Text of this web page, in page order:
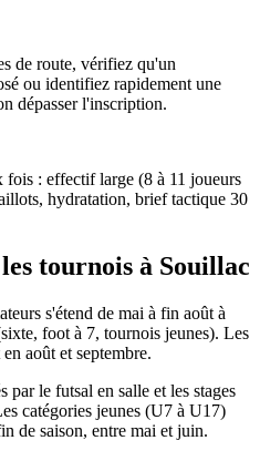
de route, vérifiez qu'un
ou identifiez rapidement une
dépasser l'inscription.
fois : effectif large (8 à 11 joueurs
hydratation, brief tactique 30
tournois à Souillac
s'étend de mai à fin août à
foot à 7, tournois jeunes). Les
août et septembre.
le futsal en salle et les stages
catégories jeunes (U7 à U17)
de saison, entre mai et juin.